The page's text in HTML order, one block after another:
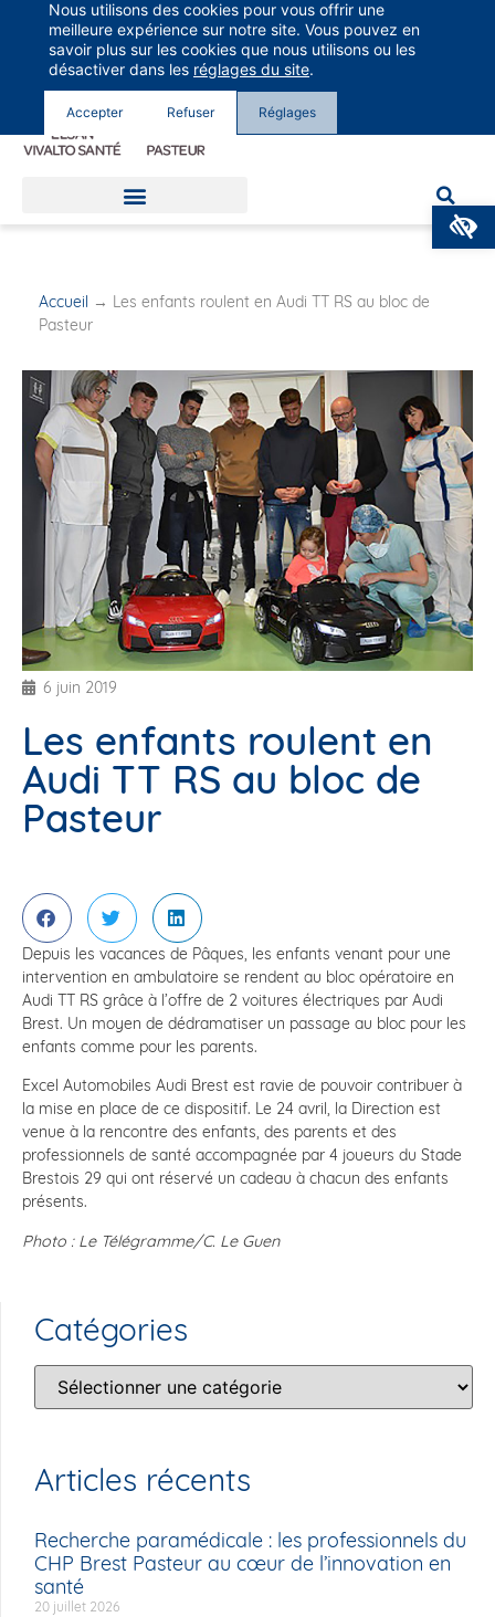
Groupe Vivalto Santé
Entre nous, la vie
Accueil → Les enfants roulent en Audi TT RS au bloc de
Pasteur
6 juin 2019
Les enfants roulent en
Audi TT RS au bloc de
Pasteur
Depuis les vacances de Pâques, les enfants venant pour une
intervention en ambulatoire se rendent au bloc opératoire en
Audi TT RS grâce à l’offre de 2 voitures électriques par Audi
Brest. Un moyen de dédramatiser un passage au bloc pour les
enfants comme pour les parents.
Excel Automobiles Audi Brest est ravie de pouvoir contribuer à
la mise en place de ce dispositif. Le 24 avril, la Direction est
venue à la rencontre des enfants, des parents et des
professionnels de santé accompagnée par 4 joueurs du Stade
Brestois 29 qui ont réservé un cadeau à chacun des enfants
présents.
Photo : Le Télégramme/C. Le Guen
Catégories
Articles récents
Recherche paramédicale : les professionnels du
CHP Brest Pasteur au cœur de l’innovation en
santé
20 juillet 2026
Nous utilisons des cookies pour vous offrir une
meilleure expérience sur notre site. Vous pouvez en
savoir plus sur les cookies que nous utilisons ou les
désactiver dans les réglages du site.
Accepter Refuser Réglages